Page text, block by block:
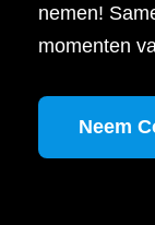
nemen!
momenten
Neem